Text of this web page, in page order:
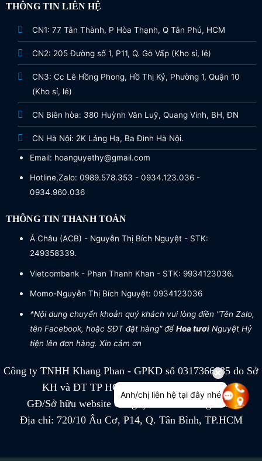
THÔNG TIN LIÊN HỆ
CN1: 77 Tân Thành, P Hòa Thạnh, Q Tân Phú, HCM
CN2: 205 Đường số 1, P11, Q. Gò Vấp (Kho sỉ, lẻ)
CN3: Cc Lê Hồng Phong, Hồ Thị Kỷ, Phường 1, Quận 10
(Kho sỉ, lẻ)
CN Biên hòa: 380 Huỳnh Văn Luỹ, Quang Vinh, BH, ĐN
CN Hà Nội: 2K Láng Hạ, Ba Đình Hà Nội.
Email: hoanguyethy@gmail.com
Hotline,Zalo: 0989.578.353 - 0934.123.036 -
0934.960.036
THÔNG TIN THANH TOÁN
Á Châu (ACB) - Nguyễn Thị Bích Nguyệt - STK:
249358339.
Vietcombank - Phan Thanh Khan - STK: 9934123036.
Momo-Nguyễn Thị Bích Nguyệt: 0934123036
*Nội dung chuyển khoản quý khách vui lòng điền "Tên Zalo,
tên Facebook, hoặc SĐT đặt hàng" đểHoa tươiNguyệt Hỷ
tiện lên đơn hàng. Xin cảm ơn
Công ty TNHH Khang Phan - GPKD số 0317366885 do Sở
KH và ĐT TP HCM cấp ngày 04/07/2022
GĐ/Sở hữu website Công ty TNHH Khang Phan
Địa chỉ: 720/10 Âu Cơ, P14, Q. Tân Bình, TP.HCM
Anh/chị liên hệ tại đây nhé